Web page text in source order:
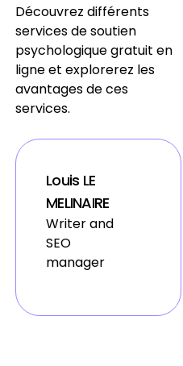
Découvrez différents
services de soutien
psychologique gratuit en
ligne et explorerez les
avantages de ces
services.
Louis LE
MELINAIRE
Writer and
SEO
manager